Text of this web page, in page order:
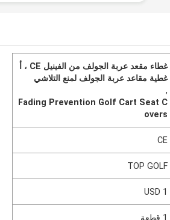
غطاء مقعد عربة الجولف من الفينيل CE ، أ
غطية مقاعد عربة الجولف لمنع التلاشي
,
Fading Prevention Golf Cart Seat C
overs
CE
TOP GOLF
1 USD
1 قطعة